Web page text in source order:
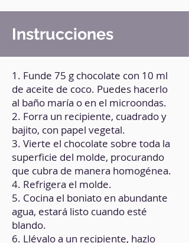
Instrucciones
1. Funde 75 g chocolate con 10 ml
de aceite de coco. Puedes hacerlo
al baño maría o en el microondas.
2. Forra un recipiente, cuadrado y
bajito, con papel vegetal.
3. Vierte el chocolate sobre toda la
superficie del molde, procurando
que cubra de manera homogénea.
4. Refrigera el molde.
5. Cocina el boniato en abundante
agua, estará listo cuando esté
blando.
6. Llévalo a un recipiente, hazlo